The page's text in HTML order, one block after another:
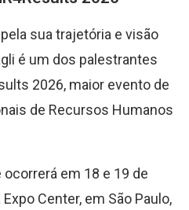
sua trajetória e visão
é um dos palestrantes
2026, maior evento de
de Recursos Humanos
em 18 e 19 de
Center, em São Paulo,